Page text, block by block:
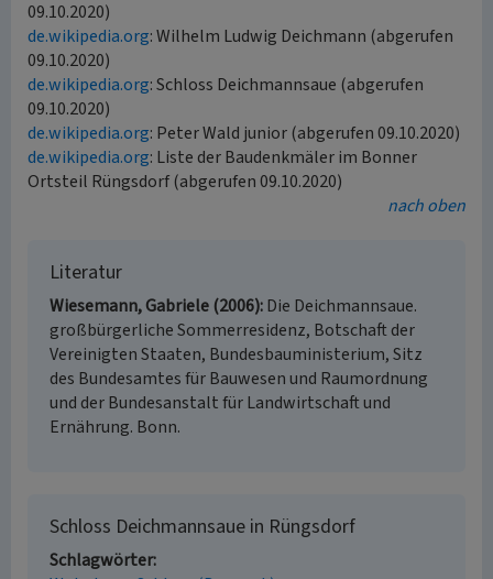
09.10.2020)
de.wikipedia.org: Wilhelm Ludwig Deichmann (abgerufen
09.10.2020)
de.wikipedia.org: Schloss Deichmannsaue (abgerufen
09.10.2020)
de.wikipedia.org: Peter Wald junior (abgerufen 09.10.2020)
de.wikipedia.org: Liste der Baudenkmäler im Bonner
Ortsteil Rüngsdorf (abgerufen 09.10.2020)
nach oben
Literatur
Wiesemann, Gabriele (2006) Die Deichmannsaue.
großbürgerliche Sommerresidenz, Botschaft der
Vereinigten Staaten, Bundesbauministerium, Sitz
des Bundesamtes für Bauwesen und Raumordnung
und der Bundesanstalt für Landwirtschaft und
Ernährung. Bonn.
Schloss Deichmannsaue in Rüngsdorf
Schlagwörter